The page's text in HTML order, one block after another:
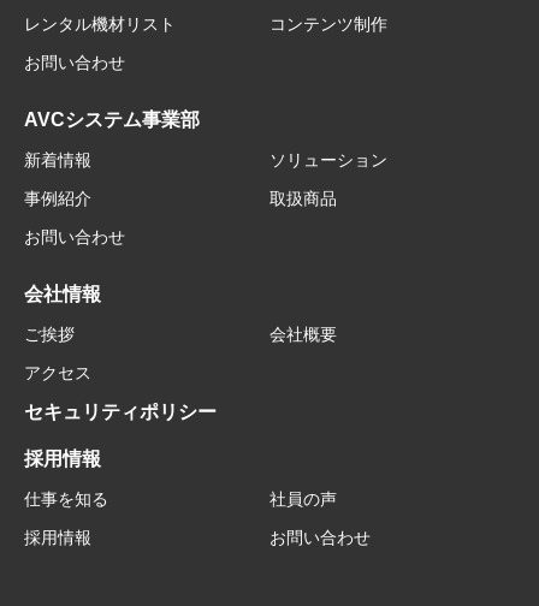
レンタル機材リスト
コンテンツ制作
お問い合わせ
AVCシステム事業部
新着情報
ソリューション
事例紹介
取扱商品
お問い合わせ
会社情報
ご挨拶
会社概要
アクセス
セキュリティポリシー
採用情報
仕事を知る
社員の声
採用情報
お問い合わせ